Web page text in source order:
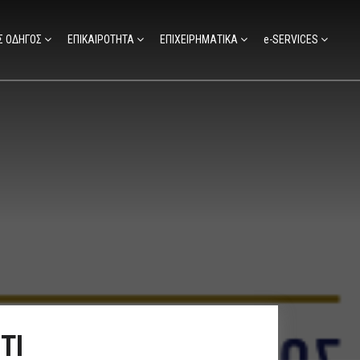
ΟΔΗΓΟΣ ΕΠΙΚΑΙΡΟΤΗΤΑ ΕΠΙΧΕΙΡΗΜΑΤΙΚΑ e-SERVICES